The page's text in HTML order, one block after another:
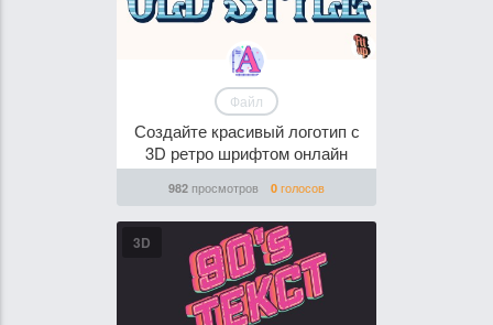
Файл
Создайте красивый логотип с
3D ретро шрифтом онлайн
982 просмотров 0 голосов
3D